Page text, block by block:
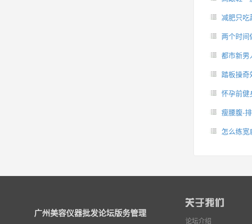
减肥只吃
两个时间
都市新男
踏板操奇
怀孕前健
瘦腰腹-
怎么练宽
广州美容仪器批发论坛版务管理
论坛介绍